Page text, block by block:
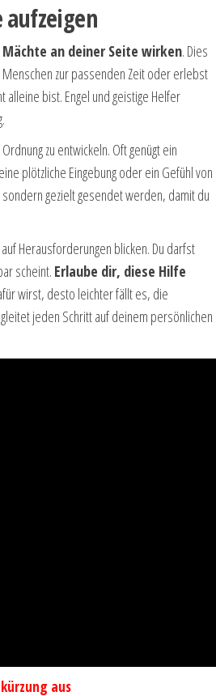
an deiner Seite wirken. Dies
Menschen zur passenden Zeit oder erlebst
bist. Engel und geistige Helfer
zu entwickeln. Oft genügt ein
plötzliche Eingebung oder ein Gefühl von
gezielt gesendet werden, damit du
Herausforderungen blicken. Du darfst
scheint. Erlaube dir, diese Hilfe
wirst, desto leichter fällt es, die
jeden Schritt auf deinem persönlichen
aus